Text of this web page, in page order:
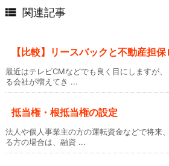
 関連記事
【比較】リースバックと不動産担
最近はテレビCMなどでも良く目にしますが
る会社が増えてき ...
抵当権・根抵当権の設定
法人や個人事業主の方の運転資金などで将来
る方の場合は、融資 ...